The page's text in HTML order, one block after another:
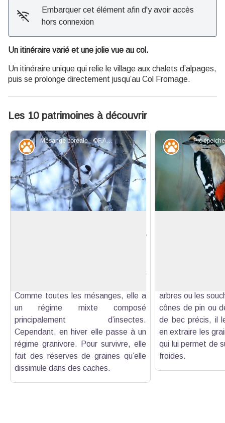
Embarquer cet élément afin d'y avoir accès
hors connexion
Un itinéraire varié et une jolie vue au col.
Un itinéraire unique qui relie le village aux chalets d’alpages,
puis se prolonge directement jusqu’au Col Fromage.
Les 10 patrimoines à découvrir
Mésange boréale - ©F.AMOROS_OTGQ
Faune
Comme toutes les mésanges, elle a
un régime mixte composé
principalement d’insectes.
Cependant, en hiver elle passe à un
régime granivore. Pour survivre, elle
fait des réserves de graines qu’elle
dissimule dans des caches.
Pic
Faune
arbres ou les
cônes de pin ou
de bec précis, il
en extraire les
qui lui permet de
froides.